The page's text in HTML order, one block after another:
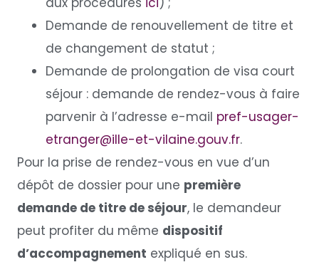
Demande de renouvellement de titre et
de changement de statut ;
Demande de prolongation de visa court
séjour : demande de rendez-vous à faire
parvenir à l’adresse e-mail pref-usager-
etranger@ille-et-vilaine.gouv.fr.
Pour la prise de rendez-vous en vue d’un
dépôt de dossier pour une première
demande de titre de séjour, le demandeur
peut profiter du même dispositif
d’accompagnement expliqué en sus.